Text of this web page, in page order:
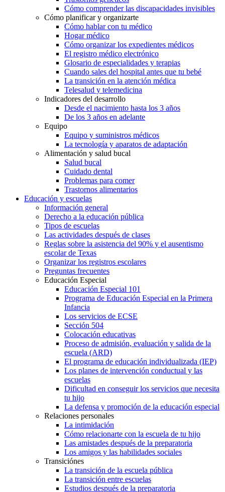
Cómo comprender las discapacidades invisibles
Cómo planificar y organizarte
Cómo hablar con tu médico
Hogar médico
Cómo organizar los expedientes médicos
El registro médico electrónico
Glosario de especialidades y terapias
Cuando sales del hospital antes que tu bebé
La transición en la atención médica
Telesalud y telemedicina
Indicadores del desarrollo
Desde el nacimiento hasta los 3 años
De los 3 años en adelante
Equipo
Equipo y suministros médicos
La tecnología y aparatos de adaptación
Alimentación y salud bucal
Salud bucal
Cuidado dental
Problemas para comer
Trastornos alimentarios
Educación y escuelas
Información general
Derecho a la educación pública
Tipos de escuelas
Las actividades después de clases
Reglas sobre la asistencia del 90% y el ausentismo
escolar de Texas
Organizar los registros escolares
Preguntas frecuentes
Educación Especial
Educación Especial 101
Programa de Educación Especial en la Primera
Infancia
Los servicios de ECSE
Sección 504
Colocación educativas
Proceso de admisión, evaluación y salida de la
escuela (ARD)
El programa de educación individualizada (IEP)
Los planes de intervención conductual y las
escuelas
Dificultad en conseguir los servicios que necesita
tu hijo
La defensa y promoción de la educación especial
Relaciones personales
La intimidación
Cómo relacionarte con la escuela de tu hijo
Las amistades después de la preparatoria
Los amigos y las habilidades sociales
Transiciónes
La transición de la escuela pública
La transición entre escuelas
Estudios después de la preparatoria